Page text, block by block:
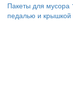
Пакеты для
педалью и крышкой